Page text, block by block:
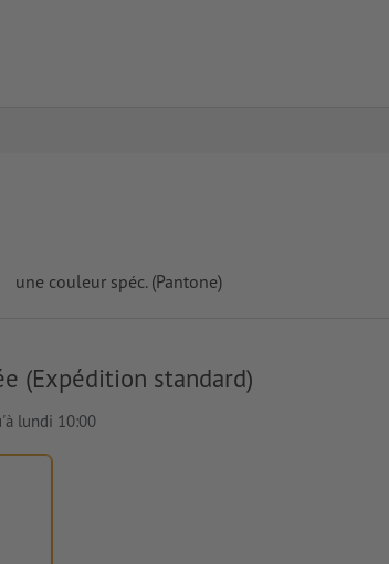
une couleur spéc. (Pantone)
(Expédition standard)
lundi 10:00